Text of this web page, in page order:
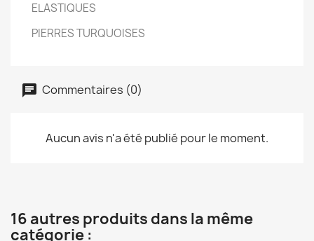
ELASTIQUES
PIERRES TURQUOISES
Commentaires (0)
Aucun avis n'a été publié pour le moment.
16 autres produits dans la même
catégorie :